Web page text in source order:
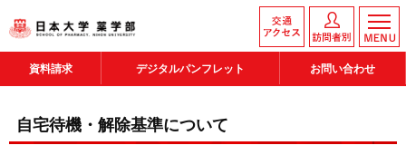
資料請求 デジタルパンフレット お問い合わせ
自宅待機・解除基準について